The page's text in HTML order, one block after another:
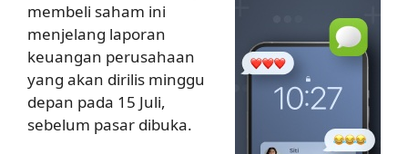
membeli saham ini
menjelang laporan
keuangan perusahaan
yang akan dirilis minggu
depan pada 15 Juli,
sebelum pasar dibuka.